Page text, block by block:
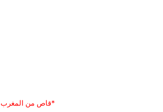
*قاص من المغرب